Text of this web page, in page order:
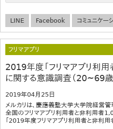
LINE Facebook コミュニケー
フリマアプリ
2019年度「フリマアプリ利
に関する意識調査（20~69
2019年04月25日
メルカリは、慶應義塾大学大学院経営
全国のフリマアプリ利用者と非利用者
「2019年度フリマアプリ利用者と非利